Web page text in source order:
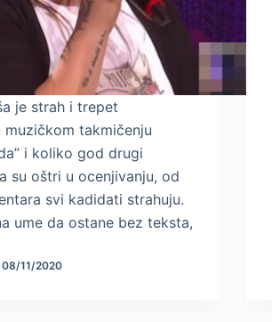
je strah i trepet
muzičkom takmičenju
i koliko god drugi
su oštri u ocenjivanju, od
svi kadidati strahuju.
ume da ostane bez teksta,
08/11/2020